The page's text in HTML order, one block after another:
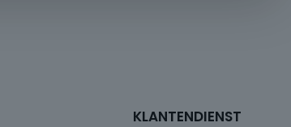
KLANTENDIENST